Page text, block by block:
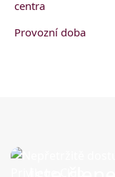
centra
Provozní doba